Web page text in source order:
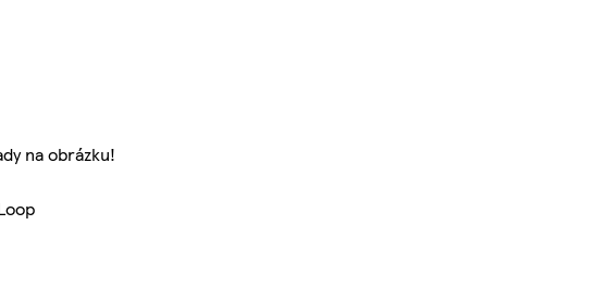
na obrázku!